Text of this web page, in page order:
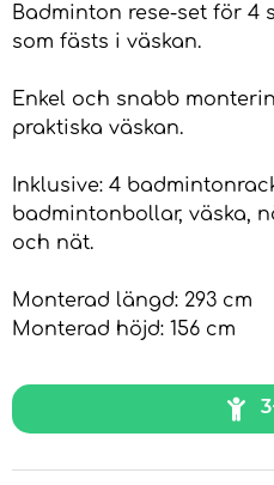
Badminton rese-set för 4
som fästs i väskan.
Enkel och snabb
praktiska väskan.
Inklusive: 4
badmintonbollar, väska,
och nät.
Monterad längd: 293 cm
Monterad höjd: 156 cm